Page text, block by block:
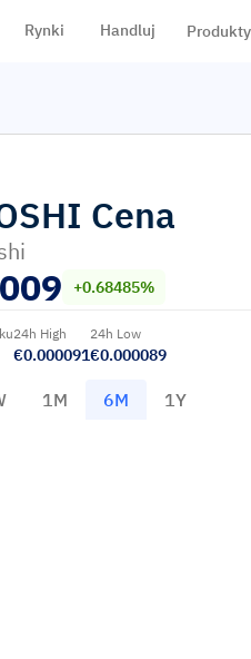
Rynki Handluj Produkty
Cena
+0.68485%
24h High
€0.000091
24h Low
€0.000089
1M 6M 1Y